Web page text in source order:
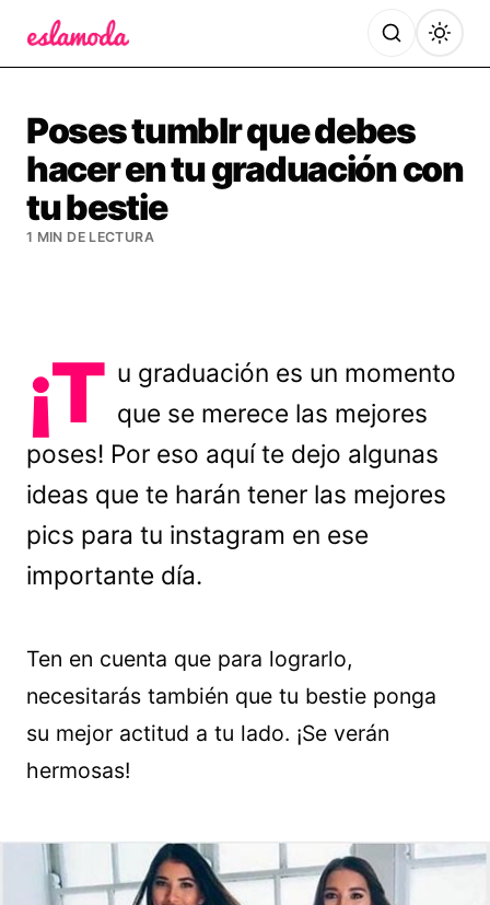
Poses tumblr que debes
hacer en tu graduación con
tu bestie
1 MIN DE LECTURA
¡T u graduación es un momento
que se merece las mejores
poses! Por eso aquí te dejo algunas
ideas que te harán tener las mejores
pics para tu instagram en ese
importante día.
Ten en cuenta que para lograrlo,
necesitarás también que tu bestie ponga
su mejor actitud a tu lado. ¡Se verán
hermosas!